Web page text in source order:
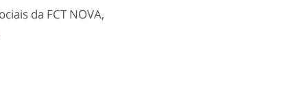
da FCT NOVA,